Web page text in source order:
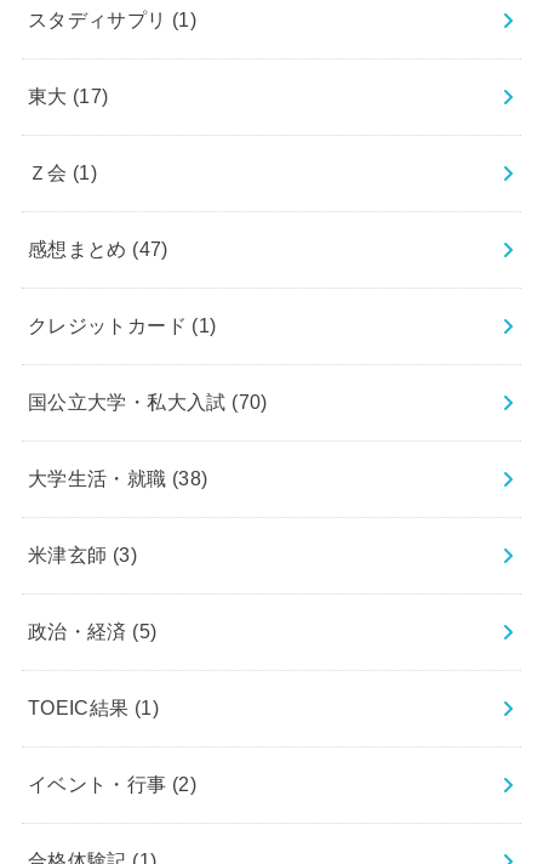
スタディサプリ (1)
東大 (17)
Ｚ会 (1)
感想まとめ (47)
クレジットカード (1)
国公立大学・私大入試 (70)
大学生活・就職 (38)
米津玄師 (3)
政治・経済 (5)
TOEIC結果 (1)
イベント・行事 (2)